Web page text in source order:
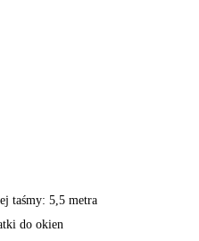
taśmy: 5,5 metra
do okien